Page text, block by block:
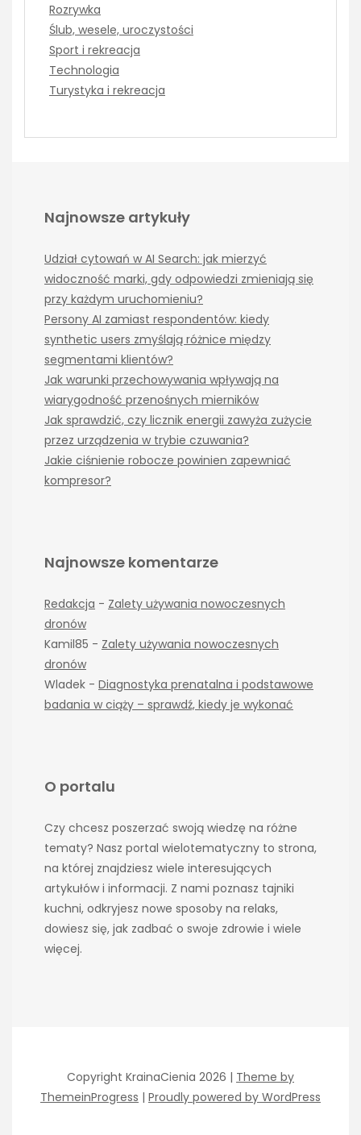
Rozrywka
Ślub, wesele, uroczystości
Sport i rekreacja
Technologia
Turystyka i rekreacja
Najnowsze artykuły
Udział cytowań w AI Search: jak mierzyć
widoczność marki, gdy odpowiedzi zmieniają się
przy każdym uruchomieniu?
Persony AI zamiast respondentów: kiedy
synthetic users zmyślają różnice między
segmentami klientów?
Jak warunki przechowywania wpływają na
wiarygodność przenośnych mierników
Jak sprawdzić, czy licznik energii zawyża zużycie
przez urządzenia w trybie czuwania?
Jakie ciśnienie robocze powinien zapewniać
kompresor?
Najnowsze komentarze
Redakcja - Zalety używania nowoczesnych
dronów
Kamil85 - Zalety używania nowoczesnych
dronów
Wladek - Diagnostyka prenatalna i podstawowe
badania w ciąży – sprawdź, kiedy je wykonać
O portalu
Czy chcesz poszerzać swoją wiedzę na różne
tematy? Nasz portal wielotematyczny to strona,
na której znajdziesz wiele interesujących
artykułów i informacji. Z nami poznasz tajniki
kuchni, odkryjesz nowe sposoby na relaks,
dowiesz się, jak zadbać o swoje zdrowie i wiele
więcej.
Copyright KrainaCienia 2026 | Theme by
ThemeinProgress | Proudly powered by WordPress